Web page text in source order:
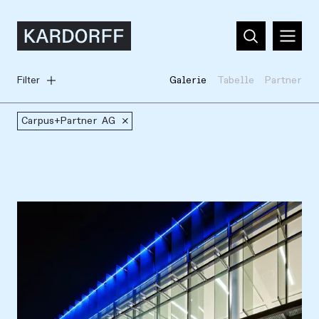
Filter Galerie Tabelle Partner
Carpus+Partner AG